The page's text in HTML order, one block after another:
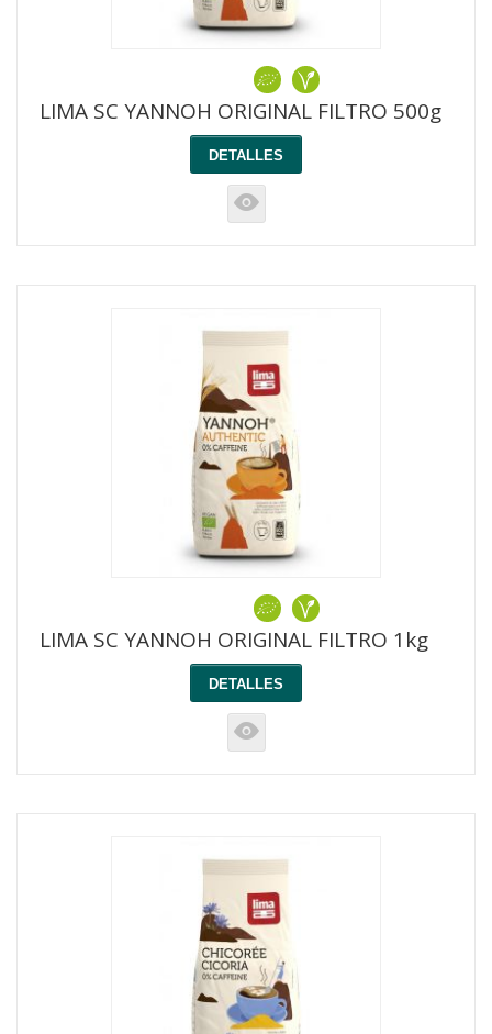
LIMA SC YANNOH ORIGINAL FILTRO 500g
DETALLES
K
LIMA SC YANNOH ORIGINAL FILTRO 1kg
DETALLES
K